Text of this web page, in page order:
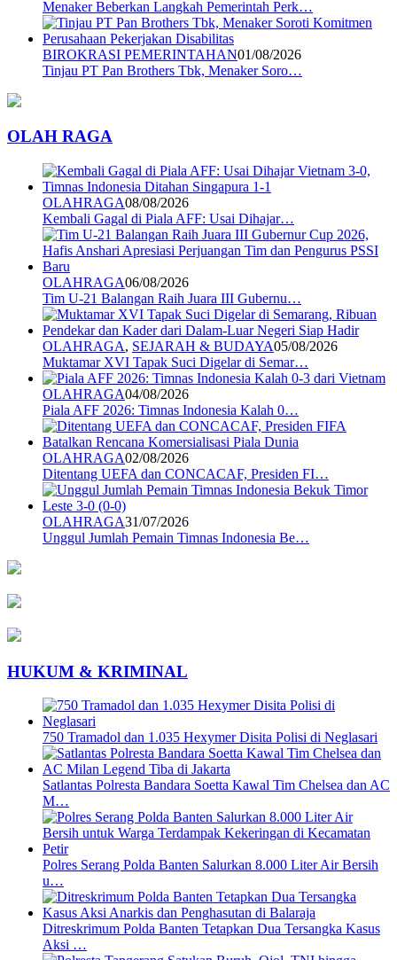
Menaker Beberkan Langkah Pemerintah Perk…
BIROKRASI PEMERINTAHAN01/08/2026
Tinjau PT Pan Brothers Tbk, Menaker Soro…
OLAH RAGA
OLAHRAGA08/08/2026
Kembali Gagal di Piala AFF: Usai Dihajar…
OLAHRAGA06/08/2026
Tim U-21 Balangan Raih Juara III Gubernu…
OLAHRAGA, SEJARAH & BUDAYA05/08/2026
Muktamar XVI Tapak Suci Digelar di Semar…
OLAHRAGA04/08/2026
Piala AFF 2026: Timnas Indonesia Kalah 0…
OLAHRAGA02/08/2026
Ditentang UEFA dan CONCACAF, Presiden FI…
OLAHRAGA31/07/2026
Unggul Jumlah Pemain Timnas Indonesia Be…
HUKUM & KRIMINAL
750 Tramadol dan 1.035 Hexymer Disita Polisi di Neglasari
Satlantas Polresta Bandara Soetta Kawal Tim Chelsea dan AC
M…
Polres Serang Polda Banten Salurkan 8.000 Liter Air Bersih
u…
Ditreskrimum Polda Banten Tetapkan Dua Tersangka Kasus
Aksi …